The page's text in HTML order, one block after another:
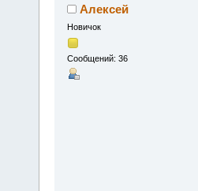
Алексей
Новичок
Сообщений: 36